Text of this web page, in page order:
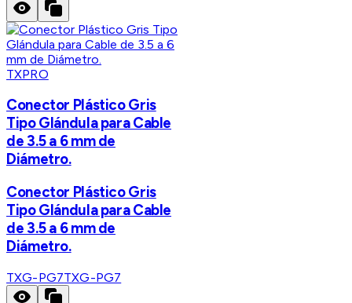
TXPRO
Conector Plástico Gris
Tipo Glándula para Cable
de 3.5 a 6 mm de
Diámetro.
Conector Plástico Gris
Tipo Glándula para Cable
de 3.5 a 6 mm de
Diámetro.
TXG-PG7TXG-PG7